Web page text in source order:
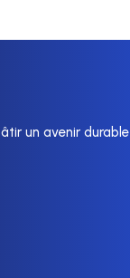
un avenir durable